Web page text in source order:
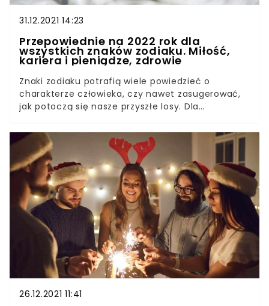
31.12.2021 14:23
Przepowiednie na 2022 rok dla
wszystkich znaków zodiaku. Miłość,
kariera i pieniądze, zdrowie
Znaki zodiaku potrafią wiele powiedzieć o
charakterze człowieka, czy nawet zasugerować,
jak potoczą się nasze przyszłe losy. Dla
determinuje nasze doświadczenia, mamy
niespodziankę. Oto przepowiednie dla wszystkich
znaków zodiaku na przyszły rok. Jakie znaki
zodiaku mogą liczyć w nadchodzącym roku na
przełom w życiu uczuciowym, a które na spory
zastrzyk gotówki? Jedno jest pewne, 2022 rok
będzie czasem zmian.
26.12.2021 11:41